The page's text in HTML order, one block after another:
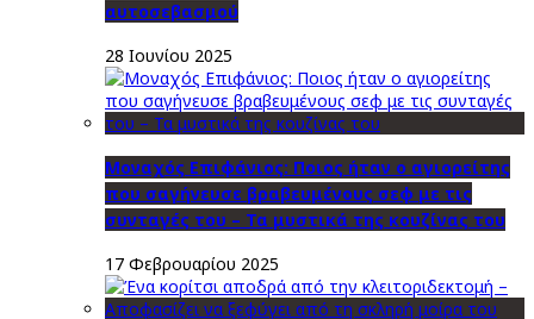
αυτοσεβασμού
28 Ιουνίου 2025
Μοναχός Επιφάνιος: Ποιος ήταν ο αγιορείτης
που σαγήνευσε βραβευμένους σεφ με τις
συνταγές του – Τα μυστικά της κουζίνας του
17 Φεβρουαρίου 2025